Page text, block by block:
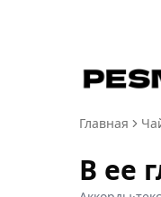
Главная
В ее